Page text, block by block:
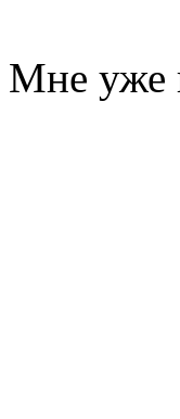
Мне уже